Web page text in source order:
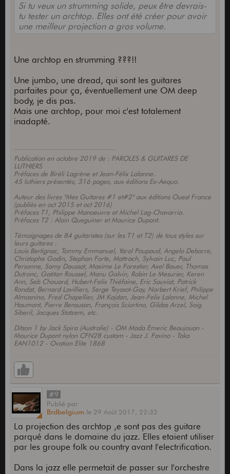
Si tu veux un strumming solide, peux être devrais-
tu tester un archtop. Elles ont été créer pour avoir
une meilleur projection a gros volume.
Une archtop en strumming ???!!
Une jumbo, une dread, qui sont les guitares
parfaites pour ça, éventuellement une OM deep
body, je dis pas.
Mais une archtop, pour moi c'est totalement
inadapté.
Publication en octobre 2019 de : PAROLES & GUITARES DE
LUTHIERS
Préfaces de Biréli Lagrène et Jean-Félix Lalanne.
45 luthiers présentés, 316 pages, aux éditions Ex-Aequo.
Auteur des livres "Mes Guitares #1 et#2" aux éditions Ouest France
(publiés en oct 2015 et oct 2016)
Préfaces T1, Philippe Manoeuvre et Michel Lag-Chavarria.
Préfaces T2 : Alain Queguiner et Maurice Dupont.
Témoignages de 84 guitaristes (sur les T1 et T2) de tous styles sur
leurs guitares :
Louis Bertignac, Tommy Emmanuel, Yarol Poupaud, Angelo Debarre,
Christophe Godin, Stephan Forte, Mattrach, Sylvain Luc, Paul
Personne, Samy Daussat, Maxime Le Forestier, Axel Bauer, Thomas
Dutronc, Gaëtan Roussel, Manu Galvin, Robin Le Mesurier, Keren
Ann, Seb Chouard, Hubert-Felix Thiéfaine, Eric Sauviat, Patrick
Rondat, Bernard Lavilliers, Serge Teyssot-Gay, Norbert Krief, Philippe
Almosnino, Fred Chapellier, JM Kajdan, Jean-Felix Lalanne, Michel
Haumont, Pierre Bensusan, François Sciortino, Gildas Arzel, Soig
Siberil, Jacques Stotzem, etc.
Ditson 1 by Jack Spira (Australie) - OM Mada Emeric Beaujouan -
Maurice Dupont nylon CFN28 custom - Jazz J. Favino - Taka
EAN1012 - Ovation Elite 1868
#9
Publié par
Brdbelgium le 29 Août 2017, 22:32
La projection des archtop ,e sont pas des guitare
parqué dans le domaine du jazz. Elles etaient utiliser
par les groupe folk ou country avant l'electrification.
Dans la jazz elle permetait de passer sur l'orchestre